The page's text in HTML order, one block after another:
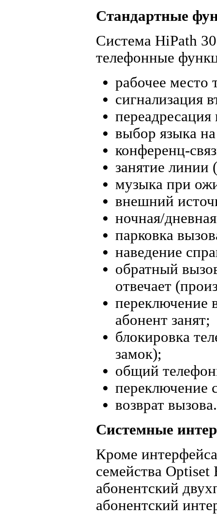
Стандартные
Система HiPath
телефонные
рабочее место
сигнализация
переадресация
выбор языка
конференц-
занятие линии
музыка при
внешний
ночная/
парковка
наведение
обратный
отвечает
переключение
абонент занят;
блокировка
замок);
общий
переключение
возврат вызова.
Системные
Кроме
семейства
абонентский
абонентский